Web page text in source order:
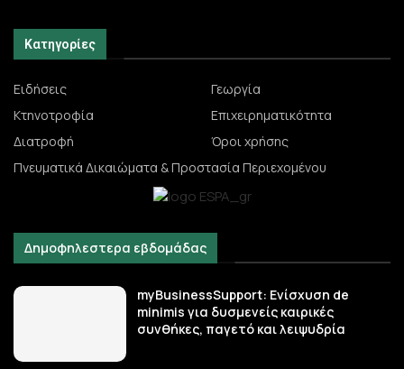
Κατηγορίες
Ειδήσεις
Γεωργία
Κτηνοτροφία
Επιχειρηματικότητα
Διατροφή
Όροι χρήσης
Πνευματικά Δικαιώματα & Προστασία Περιεχομένου
Δημοφηλεστερα εβδομάδας
myBusinessSupport: Ενίσχυση de
minimis για δυσμενείς καιρικές
συνθήκες, παγετό και λειψυδρία